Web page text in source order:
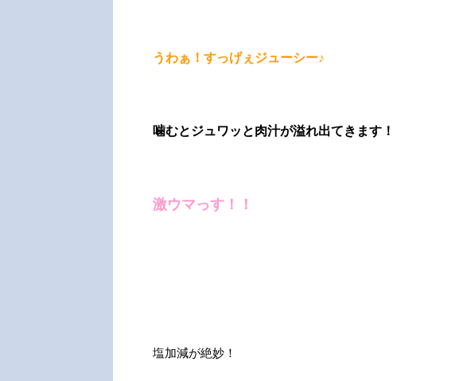
うわぁ！すっげぇジューシー♪
噛むとジュワッと肉汁が溢れ出てきます！
激ウマっす！！
塩加減が絶妙！